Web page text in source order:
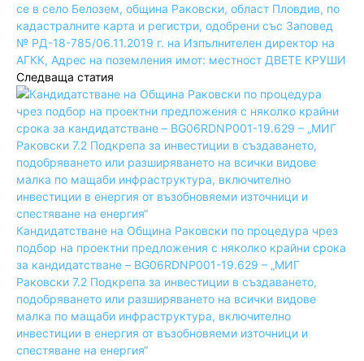
се в село Белозем, община Раковски, област Пловдив, по
кадастралните карта и регистри, одобрени със Заповед
№ РД-18-785/06.11.2019 г. на Изпълнителен директор на
АГКК, Адрес на поземления имот: местност ДВЕТЕ КРУШИ
Следваща статия
Кандидатстване на Община Раковски по процедура чрез
подбор на проектни предложения с няколко крайни срока
за кандидатстване – BG06RDNP001-19.629 – „МИГ
Раковски 7.2 Подкрепа за инвестиции в създаването,
подобряването или разширяването на всички видове
малка по мащаби инфраструктура, включително
инвестиции в енергия от възобновяеми източници и
спестяване на енергия“